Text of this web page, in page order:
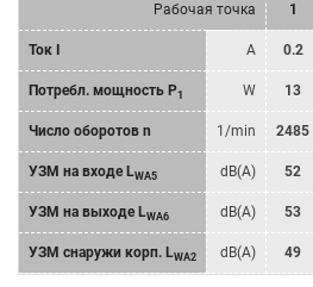
Рабочая точка 1
Ток I A 0.2
Потребл. мощность P1 W 13
Число оборотов n 1/min 2485
УЗМ на входе LWA5 dB(A) 52
УЗМ на выходе LWA6 dB(A) 53
УЗМ снаружи корп. LWA2 dB(A) 49